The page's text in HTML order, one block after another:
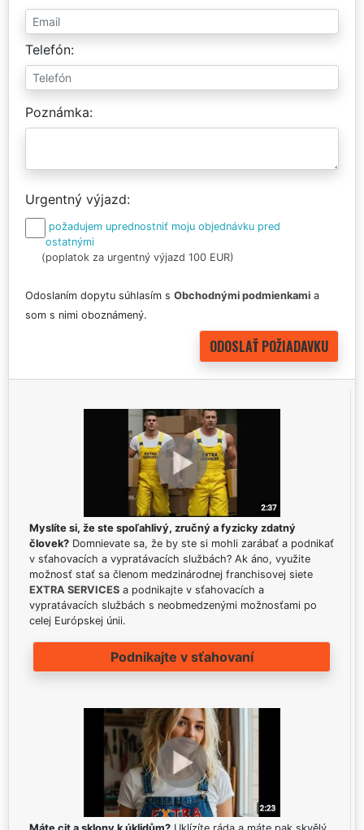
Telefón
Poznámka
Urgentný výjazd
požadujem uprednostniť moju objednávku pred
ostatnými
(poplatok za urgentný výjazd 100 EUR)
Odoslaním dopytu súhlasím s Obchodnými podmienkami a
som s nimi oboznámený.
Myslíte si, že ste spoľahlivý, zručný a fyzicky zdatný
človek? Domnievate sa, že by ste si mohli zarábať a podnikať
v sťahovacích a vypratávacích službách? Ak áno, využite
možnosť stať sa členom medzinárodnej franchisovej siete
EXTRA SERVICES a podnikajte v sťahovacích a
vypratávacích službách s neobmedzenými možnosťami po
celej Európskej únii.
Podnikajte v sťahovaní